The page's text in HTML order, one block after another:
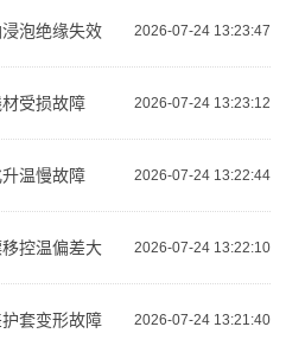
2026-07-24 13:23:47
泡绝缘失效
2026-07-24 13:23:12
受损故障
2026-07-24 13:22:44
温慢故障
2026-07-24 13:22:10
控温偏差大
2026-07-24 13:21:40
套变形故障